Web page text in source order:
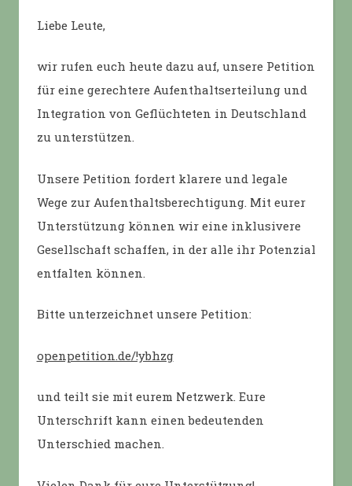
Liebe Leute,
wir rufen euch heute dazu auf, unsere Petition
für eine gerechtere Aufenthaltserteilung und
Integration von Geflüchteten in Deutschland
zu unterstützen.
Unsere Petition fordert klarere und legale
Wege zur Aufenthaltsberechtigung. Mit eurer
Unterstützung können wir eine inklusivere
Gesellschaft schaffen, in der alle ihr Potenzial
entfalten können.
Bitte unterzeichnet unsere Petition:
openpetition.de/!ybhzg
und teilt sie mit eurem Netzwerk. Eure
Unterschrift kann einen bedeutenden
Unterschied machen.